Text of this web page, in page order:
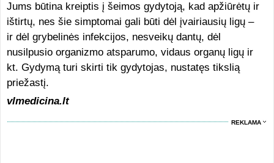
Jums būtina kreiptis į šeimos gydytoją, kad apžiūrėtų ir
ištirtų, nes šie simptomai gali būti dėl įvairiausių ligų –
ir dėl grybelinės infekcijos, nesveikų dantų, dėl
nusilpusio organizmo atsparumo, vidaus organų ligų ir
kt. Gydymą turi skirti tik gydytojas, nustatęs tikslią
priežastį.
vlmedicina.lt
REKLAMA